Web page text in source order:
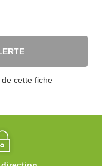
cette fiche